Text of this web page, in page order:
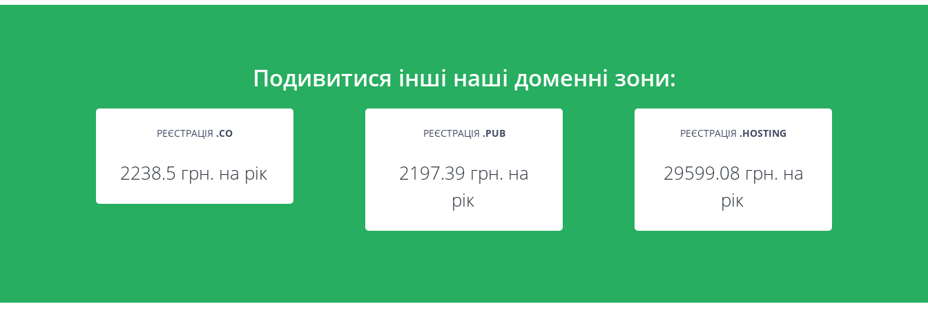
Подивитися інші наші доменні зони:
РЕЄСТРАЦІЯ .CO
2238.5 грн. на рік
РЕЄСТРАЦІЯ .PUB
2197.39 грн. на
рік
РЕЄСТРАЦІЯ .HOSTING
29599.08 грн. на
рік